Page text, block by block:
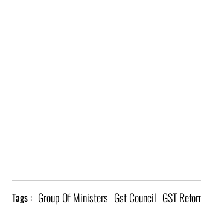
Tags : Group Of Ministers Gst Council GST